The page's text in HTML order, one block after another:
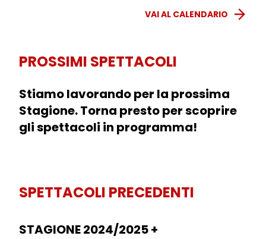
VAI AL CALENDARIO
PROSSIMI SPETTACOLI
Stiamo lavorando per la prossima
Stagione. Torna presto per scoprire
gli spettacoli in programma!
SPETTACOLI PRECEDENTI
STAGIONE 2024/2025